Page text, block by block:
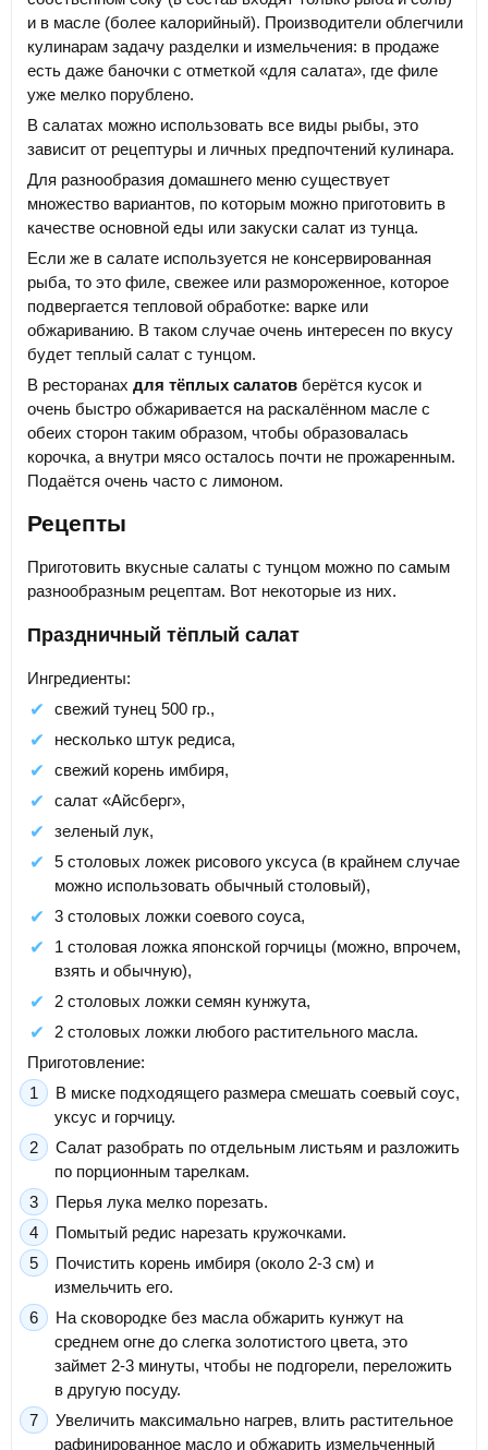
и в масле (более калорийный). Производители облегчили
кулинарам задачу разделки и измельчения: в продаже
есть даже баночки с отметкой «для салата», где филе
уже мелко порублено.
В салатах можно использовать все виды рыбы, это
зависит от рецептуры и личных предпочтений кулинара.
Для разнообразия домашнего меню существует
множество вариантов, по которым можно приготовить в
качестве основной еды или закуски салат из тунца.
Если же в салате используется не консервированная
рыба, то это филе, свежее или размороженное, которое
подвергается тепловой обработке: варке или
обжариванию. В таком случае очень интересен по вкусу
будет теплый салат с тунцом.
В ресторанах для тёплых салатов берётся кусок и
очень быстро обжаривается на раскалённом масле с
обеих сторон таким образом, чтобы образовалась
корочка, а внутри мясо осталось почти не прожаренным.
Подаётся очень часто с лимоном.
Рецепты
Приготовить вкусные салаты с тунцом можно по самым
разнообразным рецептам. Вот некоторые из них.
Праздничный тёплый салат
Ингредиенты:
свежий тунец 500 гр.,
несколько штук редиса,
свежий корень имбиря,
салат «Айсберг»,
зеленый лук,
5 столовых ложек рисового уксуса (в крайнем случае
можно использовать обычный столовый),
3 столовых ложки соевого соуса,
1 столовая ложка японской горчицы (можно, впрочем,
взять и обычную),
2 столовых ложки семян кунжута,
2 столовых ложки любого растительного масла.
Приготовление:
В миске подходящего размера смешать соевый соус,
уксус и горчицу.
Салат разобрать по отдельным листьям и разложить
по порционным тарелкам.
Перья лука мелко порезать.
Помытый редис нарезать кружочками.
Почистить корень имбиря (около 2-3 см) и
измельчить его.
На сковородке без масла обжарить кунжут на
среднем огне до слегка золотистого цвета, это
займет 2-3 минуты, чтобы не подгорели, переложить
в другую посуду.
Увеличить максимально нагрев, влить растительное
рафинированное масло и обжарить измельченный